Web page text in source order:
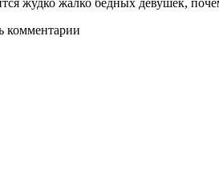
комментарии